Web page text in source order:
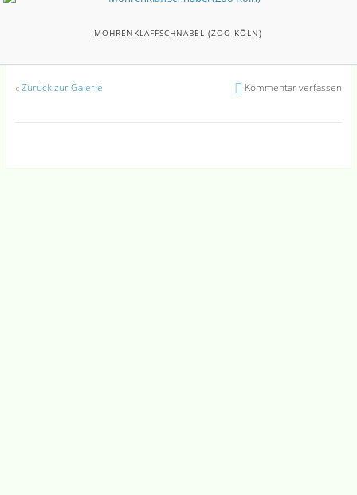
MOHRENKLAFFSCHNABEL (ZOO KÖLN)
«Zurück zur Galerie Kommentar verfassen